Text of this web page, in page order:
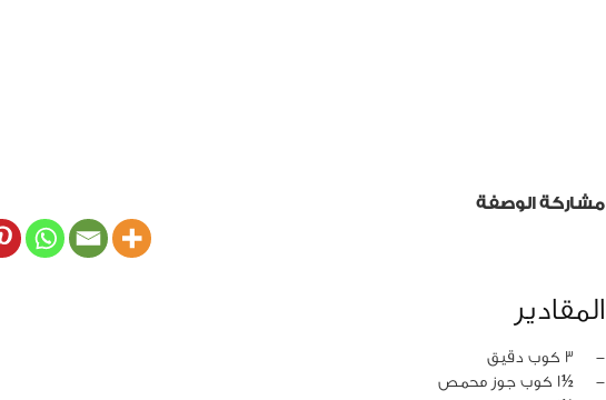
مشاركة الوصفة
المقادير
‏-
3 كوب دقيق
‏-
½1 كوب جوز محمص